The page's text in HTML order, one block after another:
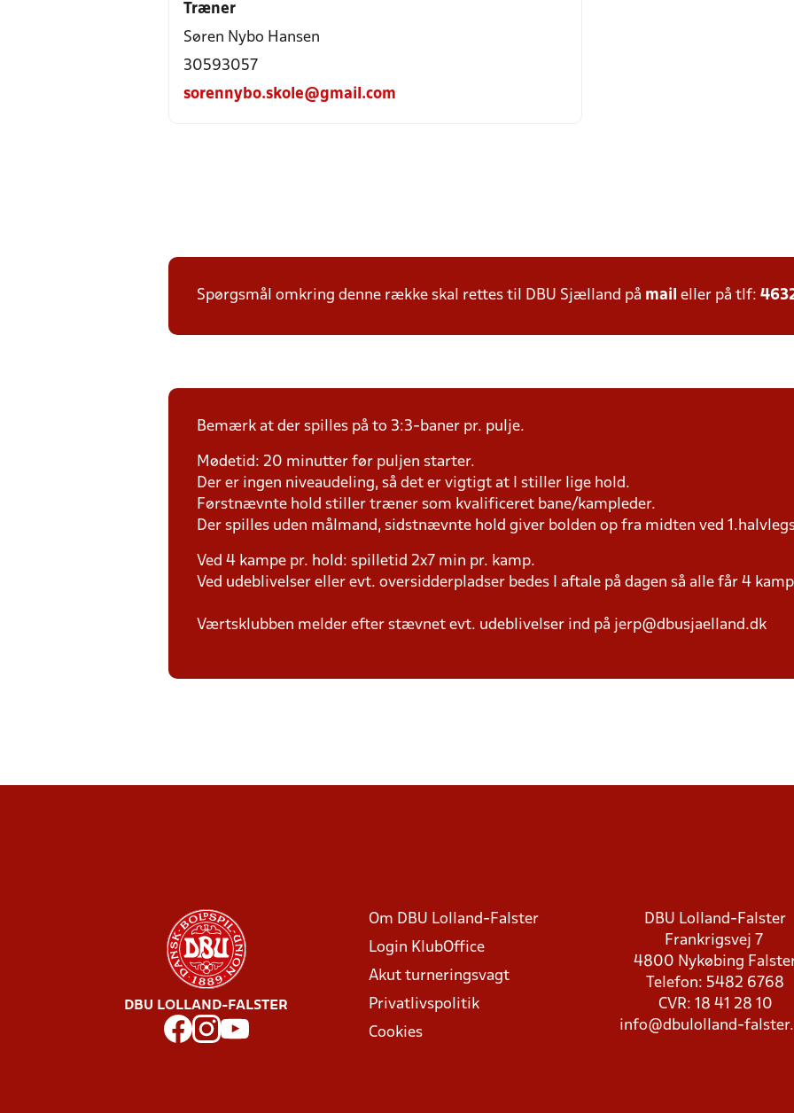
Træner
Søren Nybo Hansen
30593057
sorennybo.skole@gmail.com
Spørgsmål omkring denne række skal rettes til DBU Sjælland på mail eller på tlf:
Bemærk at der spilles på to 3:3-baner pr. pulje.
Mødetid: 20 minutter før puljen starter.
Der er ingen niveaudeling, så det er vigtigt at I stiller lige hold.
Førstnævnte hold stiller træner som kvalificeret bane/kampleder.
Der spilles uden målmand, sidstnævnte hold giver bolden op fra midten ved
Ved 4 kampe pr. hold: spilletid 2x7 min pr. kamp.
Ved udeblivelser eller evt. oversidderpladser bedes I aftale på dagen så alle får 4
Værtsklubben melder efter stævnet evt. udeblivelser ind på jerp@dbusjaelland.dk
DBU LOLLAND-FALSTER
Om DBU Lolland-Falster
Login KlubOffice
Akut turneringsvagt
Privatlivspolitik
Cookies
DBU Lolland-Falster
Frankrigsvej 7
4800 Nykøbing
Telefon: 5482 6768
CVR: 18 41 28 10
info@dbulolland-